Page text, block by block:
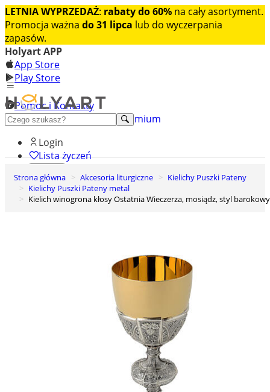
LETNIA WYPRZEDAŻ: rabaty do 60% na cały asortyment.
Promocja ważna do 31 lipca lub do wyczerpania
zapasów.
Holyart APP
App Store
Play Store
Pomoc i Kontakty
+48 222 922 860
Odkryj premium
Login
Lista życzeń
0
Koszyk
Strona główna Akcesoria liturgiczne
Kielichy Puszki Pateny
Kielichy Puszki Pateny metal
Kielich winogrona kłosy Ostatnia Wieczerza, mosiądz, styl barokowy